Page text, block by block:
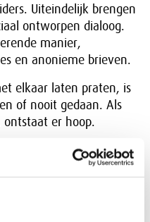
Uiteindelijk brengen
ontworpen dialoog.
manier,
en anonieme brieven.
elkaar laten praten, is
of nooit gedaan. Als
ontstaat er hoop.